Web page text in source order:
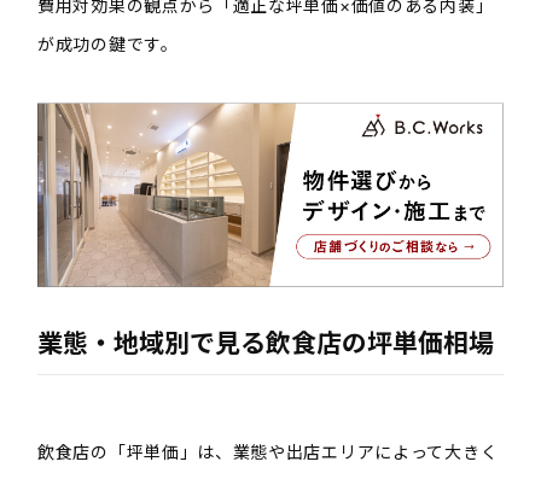
費用対効果の観点から「適正な坪単価×価値のある内装」
が成功の鍵です。
業態・地域別で見る飲食店の坪単価相場
飲食店の「坪単価」は、業態や出店エリアによって大きく